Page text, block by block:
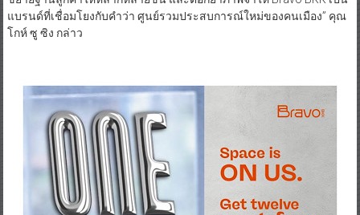
แบรนด์ที่เชื่อมโยงกับคำว่า ศูนย์รวมประสบการณ์ใหม่ของคนเมือง” คุณ
โกห์ ซู ซิง กล่าว